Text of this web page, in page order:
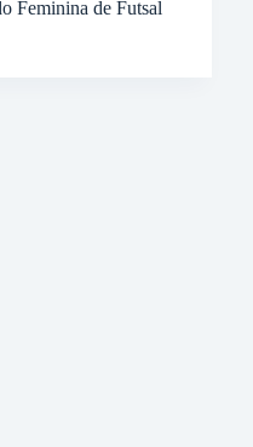
Feminina de Futsal